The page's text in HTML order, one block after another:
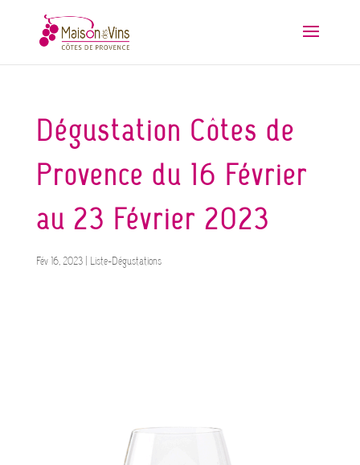
Dégustation Côtes de
Provence du 16 Février
au 23 Février 2023
Fév 16, 2023| Liste-Dégustations